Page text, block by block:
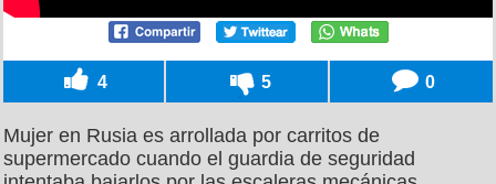
4 5 0
Mujer en Rusia es arrollada por carritos de
supermercado cuando el guardia de seguridad